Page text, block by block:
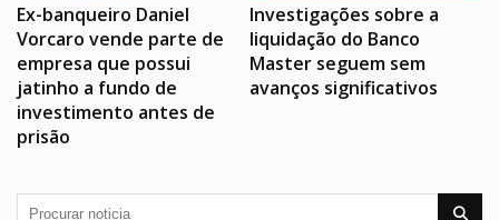
Ex-banqueiro Daniel
Vorcaro vende parte de
empresa que possui
jatinho a fundo de
investimento antes de
prisão
Investigações sobre a
liquidação do Banco
Master seguem sem
avanços significativos